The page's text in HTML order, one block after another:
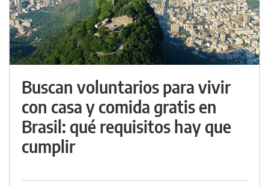
Buscan voluntarios para vivir
con casa y comida gratis en
Brasil: qué requisitos hay que
cumplir